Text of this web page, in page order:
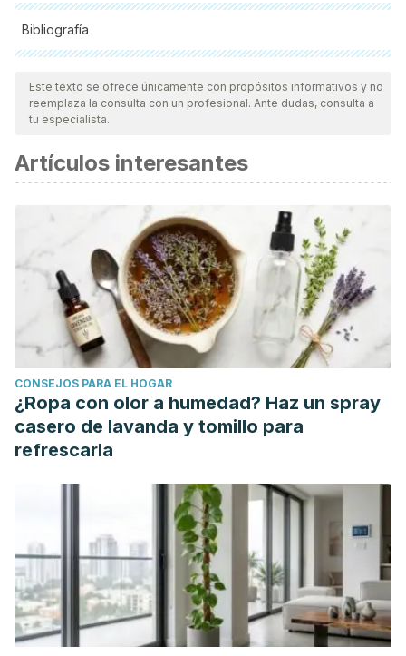
Bibliografía
Todas las fuentes citadas fueron revisadas a profundidad por
nuestro equipo, para asegurar su calidad, confiabilidad,
vigencia y validez.La bibliografía de este artículo fue
científica.
Aguilar Cordero MJ, Ortegón Piñero A, Baena García L,
Noack Segovia JP, Levet Hernández MC, Sánchez López
AM. EFECTO REBOTE DE LOS PROGRAMAS DE
INTERVENCIÓN PARA REDUCIR EL SOBREPESO Y LA
OBESIDAD DE NIÑOS Y ADOLESCENTES; REVISIÓN
SISTEMÁTICA [REBOUND EFFECT OF INTERVENTION
PROGRAMS TO REDUCE OVERWEIGHT AND OBESITY IN
CHILDREN AND ADOLESCENTS; SYSTEMATIC REVIEW].
Nutr Hosp. 2015 Dec 1;32(6):2508-17. Spanish. doi:
10.3305/nh.2015.32.6.10071. PMID: 26667697.
Dickson, J.M.; Moberly, N.J.; Preece, D.; Dodd, A.; Huntley,
Sustained New Year Resolution Pursuit and Mental
Wellbeing. Int. J. Environ. Res. Public Health 2021, 18, 3084.
https://doi.org/10.3390/ijerph18063084
It’s January 7: Are You Sticking to Your New Year’s
Resolution?. (January 7, 2013). Wharton School of the
University of Pennsylvania. Available in
https://knowledge.wharton.upenn.edu/article/its-january-7-
Este texto se ofrece únicamente con propósitos informativos y no
reemplaza la consulta con un profesional. Ante dudas, consulta a
tu especialista.
Artículos interesantes
CONSEJOS PARA EL HOGAR
¿Ropa con olor a humedad? Haz un spray
casero de lavanda y tomillo para
refrescarla